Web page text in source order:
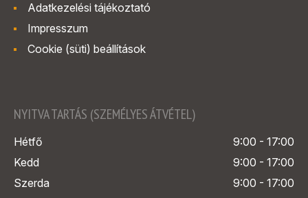
Adatkezelési tájékoztató
Impresszum
Cookie (süti) beállítások
NYITVA TARTÁS (SZEMÉLYES ÁTVÉTEL)
Hétfő
9:00 - 17:00
Kedd
9:00 - 17:00
Szerda
9:00 - 17:00